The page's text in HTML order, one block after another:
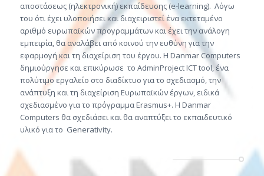
αποστάσεως (ηλεκτρονική) εκπαίδευσης (e-learning). Λόγω
του ότι έχει υλοποιήσει και διαχειριστεί ένα εκτεταμένο
αριθμό ευρωπαϊκών προγραμμάτων και έχει την ανάλογη
εμπειρία, θα αναλάβει από κοινού την ευθύνη για την
εφαρμογή και τη διαχείριση του έργου. Η Danmar Computers
δημιούργησε και επικύρωσε το AdminProject ICT tool, ένα
πολύτιμο εργαλείο στο διαδίκτυο για το σχεδιασμό, την
ανάπτυξη και τη διαχείριση Ευρωπαϊκών έργων, ειδικά
σχεδιασμένο για το πρόγραμμα Erasmus+. Η Danmar
Computers θα σχεδιάσει και θα αναπτύξει το εκπαιδευτικό
υλικό για το Generativity.